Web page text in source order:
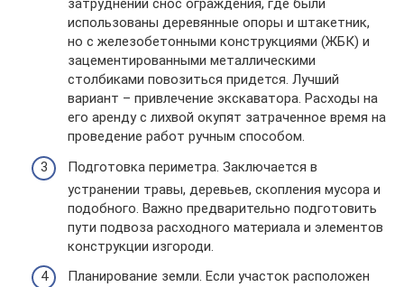
затруднений снос ограждения, где были
использованы деревянные опоры и штакетник,
но с железобетонными конструкциями (ЖБК) и
зацементированными металлическими
столбиками повозиться придется. Лучший
вариант – привлечение экскаватора. Расходы на
его аренду с лихвой окупят затраченное время на
проведение работ ручным способом.
Подготовка периметра. Заключается в
устранении травы, деревьев, скопления мусора и
подобного. Важно предварительно подготовить
пути подвоза расходного материала и элементов
конструкции изгороди.
Планирование земли. Если участок расположен